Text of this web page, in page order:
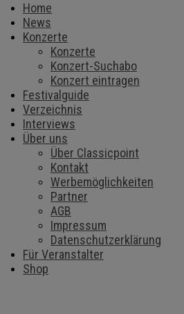
Home
News
Konzerte
Konzerte
Konzert-Suchabo
Konzert eintragen
Festivalguide
Verzeichnis
Interviews
Über uns
Über Classicpoint
Kontakt
Werbemöglichkeiten
Partner
AGB
Impressum
Datenschutzerklärung
Für Veranstalter
Shop